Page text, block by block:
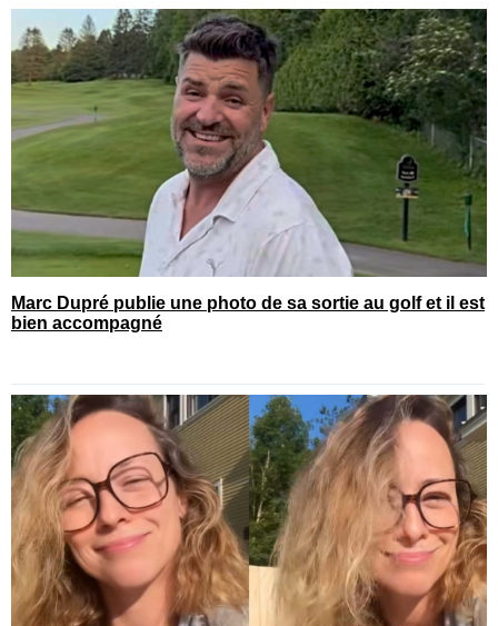
Marc Dupré publie une photo de sa sortie au golf et il est
bien accompagné